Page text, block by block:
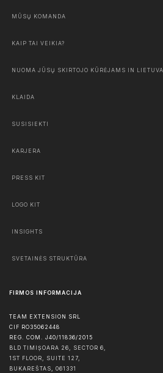
MŪSŲ KOMANDA
KAIP TAI VEIKIA?
NUOMA JŪSŲ SKIRTOJO KŪRĖJAMS IN LIETUVA
KLAIDA
SUSISIEKTI
KARJERA
PRESS KIT
LOGO KIT
INSIGHTS
SVETAINĖS STRUKTŪRA
FIRMOS INFORMACIJA
TEAM EXTENSION SRL
CIF RO35062448
REG. COM. J40/11836/2015
BLD TIMIȘOARA 26, SECTOR 6,
1ST FLOOR, SUITE 127,
BUKAREŠTAS, 061331